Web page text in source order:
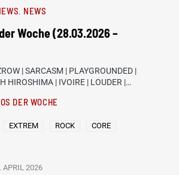
NEWS
Woche (28.03.2026 –
| SARCASM | PLAYGROUNDED |
HIROSHIMA | IVOIRE | LOUDER |…
DER WOCHE
EXTREM ROCK
CORE
APRIL 2026